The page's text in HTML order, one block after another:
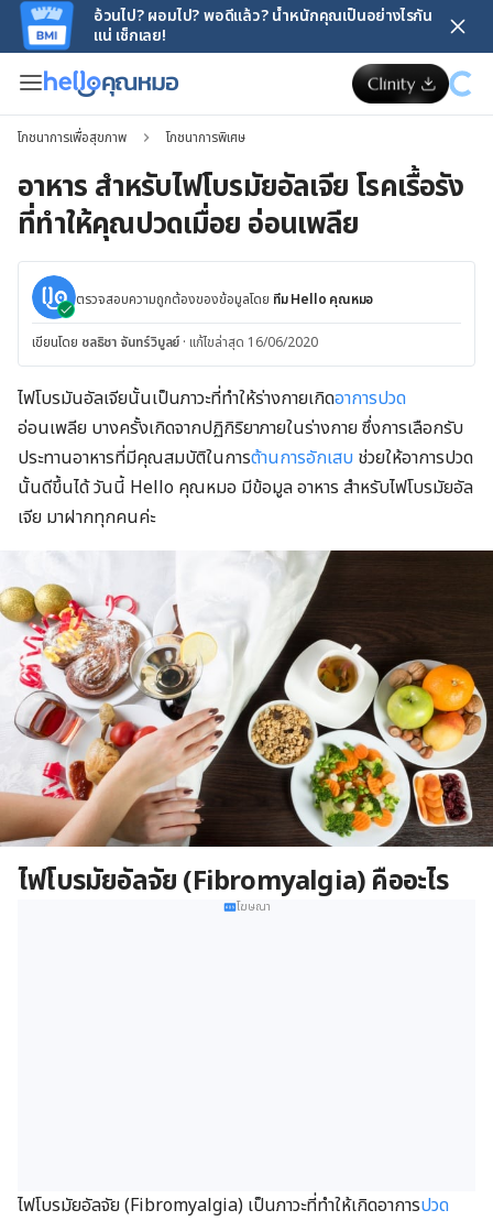
อ้วนไป? ผอมไป? พอดีแล้ว? น้ำหนักคุณเป็นอย่างไรกัน
แน่ เช็กเลย!
โภชนาการเพื่อสุขภาพ โภชนาการพิเศษ
อาหาร สำหรับไฟโบรมัยอัลเจีย โรคเรื้อรัง
ที่ทำให้คุณปวดเมื่อย อ่อนเพลีย
ตรวจสอบความถูกต้องของข้อมูลโดย ทีม Hello คุณหมอ
เขียนโดย ชลธิชา จันทร์วิบูลย์ · แก้ไขล่าสุด 16/06/2020
ไฟโบรมันอัลเจียนั้นเป็นภาวะที่ทำให้ร่างกายเกิดอาการปวด
อ่อนเพลีย บางครั้งเกิดจากปฏิกิริยาภายในร่างกาย ซึ่งการเลือกรับ
ประทานอาหารที่มีคุณสมบัติในการต้านการอักเสบ ช่วยให้อาการปวด
นั้นดีขึ้นได้ วันนี้ Hello คุณหมอ มีข้อมูล อาหาร สำหรับไฟโบรมัยอัล
เจีย มาฝากทุกคนค่ะ
ไฟโบรมัยอัลจัย (Fibromyalgia)คืออะไร
โฆษณา
ไฟโบรมัยอัลจัย (Fibromyalgia) เป็นภาวะที่ทำให้เกิดอาการปวด